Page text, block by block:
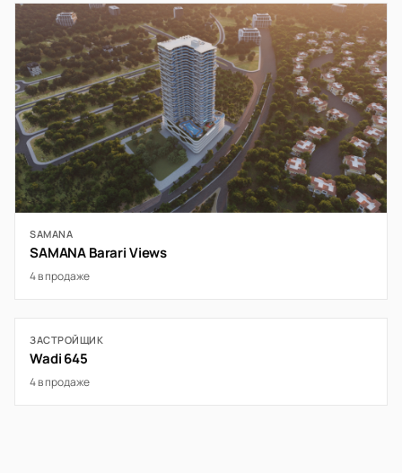
SAMANA
SAMANA Barari Views
4 в продаже
ЗАСТРОЙЩИК
Wadi 645
4 в продаже